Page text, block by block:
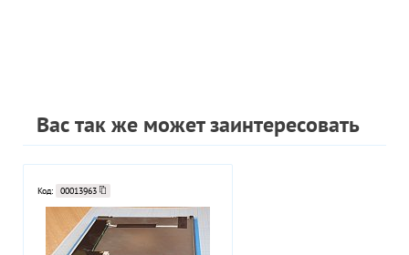
Вас так же может заинтересовать
Код: 00013963